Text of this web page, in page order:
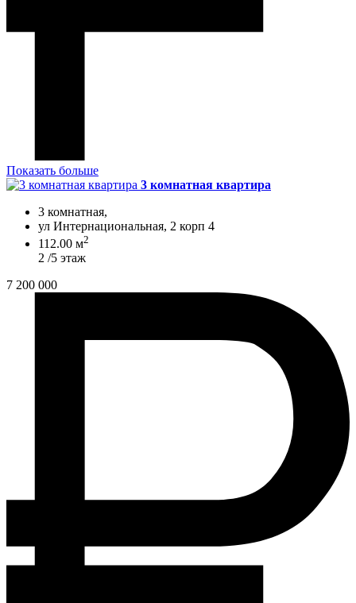
Показать больше
3 комнатная квартира
3 комнатная,
ул Интернациональная, 2 корп 4
112.00 м2
2 /5 этаж
7 200 000